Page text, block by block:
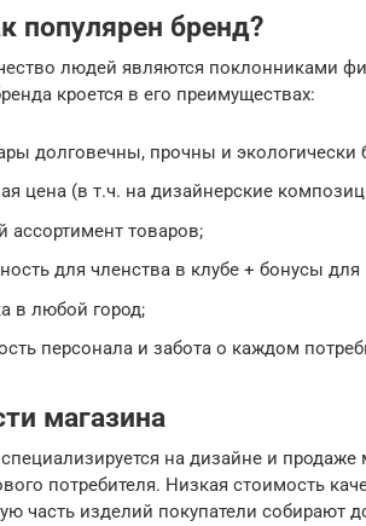
популярен бренд?
людей являются поклонниками
кроется в его преимуществах:
долговечны, прочны и экологически
цена (в т.ч. на дизайнерские
ассортимент товаров;
для членства в клубе + бонусы
в любой город;
персонала и забота о каждом
магазина
на дизайне и
потребителя. Низкая стоимость
часть изделий покупатели собирают